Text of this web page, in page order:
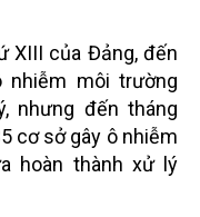
XIII của Đảng, đến
nhiễm môi trường
nhưng đến tháng
cơ sở gây ô nhiễm
hoàn thành xử lý